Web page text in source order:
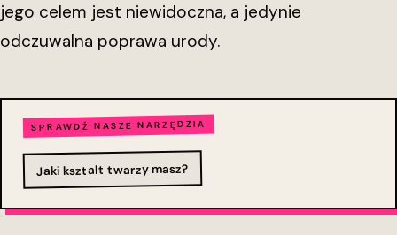
jego celem jest niewidoczna, a jedynie
odczuwalna poprawa urody.
SPRAWDŹ NASZE NARZĘDZIA
Jaki ksztalt twarzy masz?